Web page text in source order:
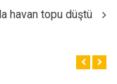
havan topu düştü